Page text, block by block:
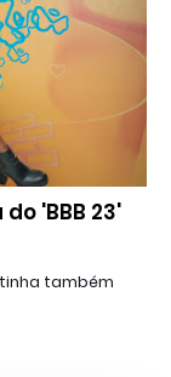
'BBB 23'
também